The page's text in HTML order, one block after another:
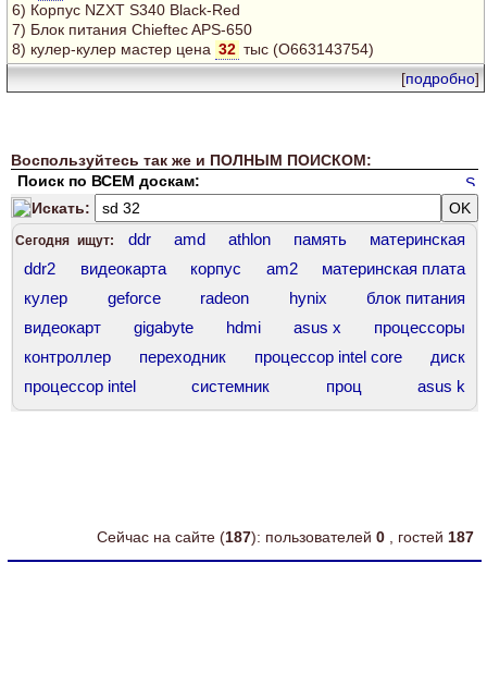
6) Корпус NZXT S340 Black-Red
7) Блок питания Chieftec APS-650
8) кулер-кулер мастер цена 32 тыс (О663143754)
[подробно]
Воспользуйтесь так же и ПОЛНЫМ ПОИСКОМ:
Поиск по ВСЕМ доскам:
Искать:
Сегодня ищут: ddr amd athlon память
материнская
ddr2
видеокарта корпус am2
материнская плата
кулер
geforce radeon hynix
блок питания
видеокарт
gigabyte hdmi asus x
процессоры
контроллер
переходник процессор intel core
диск
процессор intel
системник проц
asus k
процессор core
socket 1200 комплект
корпус asus
Сейчас на сайте (187): пользователей 0 , гостей 187